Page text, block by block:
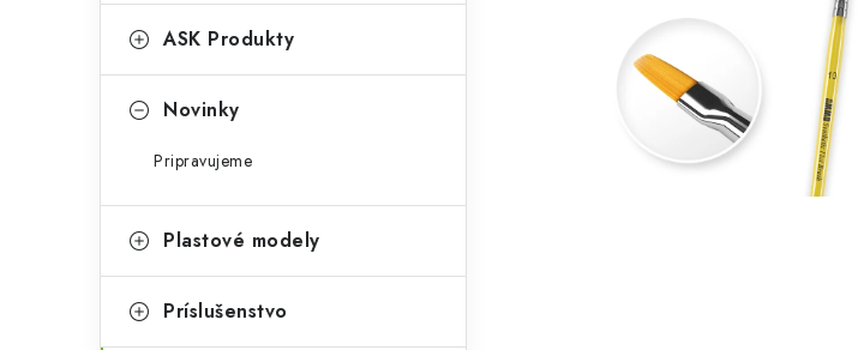
n
ý
n
l
ó
e
ASK Produkty
Novinky
Pripravujeme
Plastové modely
Príslušenstvo